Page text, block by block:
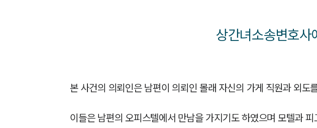
상간녀소송변호사
본 사건의 의뢰인은 남편이 의뢰인 몰래 자신의 가게 직원과 외도
이들은 남편의 오피스텔에서 만남을 가지기도 하였으며 모텔과